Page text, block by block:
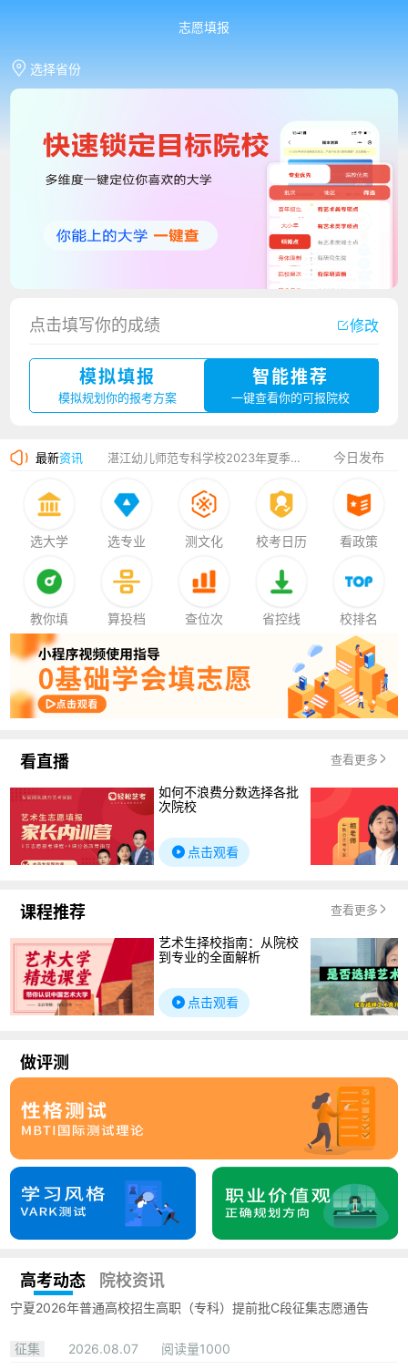
志愿填报
选择省份
点击填写你的成绩 修改
模拟填报
模拟规划你的报考方案
智能推荐
一键查看你的可报院校
最新资讯
厦门大学嘉庚学院2023年艺术类招生简章
湛江幼儿师范专科学校2023年夏季高考招生简章
香港中文大学（深圳）2023年夏季高考招生简章
今日发布
选大学 选专业 测文化 校考日历 看政策
教你填 算投档 查位次 省控线 校排名
看直播 查看更多
如何不浪费分数选择各批
次院校
点击观看
课程推荐 查看更多
艺术生择校指南：从院校
到专业的全面解析
点击观看
做评测
高考动态 院校资讯
宁夏2026年普通高校招生高职（专科）提前批C段征集志愿通告
征集 2026.08.07
阅读量1000